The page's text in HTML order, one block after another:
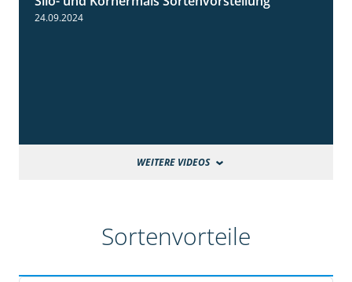
24.09.2024
WEITERE VIDEOS
Sortenvorteile